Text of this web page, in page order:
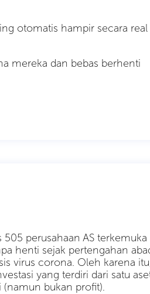
otomatis hampir secara
mereka dan bebas berhenti
perusahaan AS terkemuka
henti sejak pertengahan
virus corona. Oleh karena
yang terdiri dari satu
bukan profit).